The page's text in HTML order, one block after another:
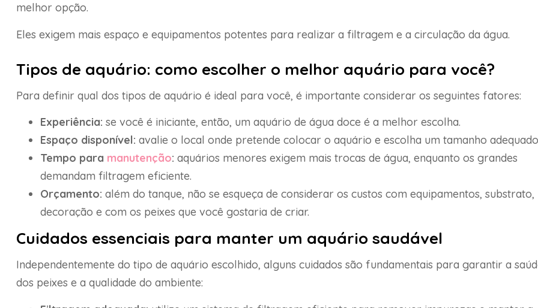
melhor opção.
Eles exigem mais espaço e equipamentos potentes para realizar a filtragem e a circulação da água.
Tipos de aquário: como escolher o melhor aquário para você?
Para definir qual dos tipos de aquário é ideal para você, é importante considerar os seguintes fatores:
Experiência: se você é iniciante, então, um aquário de água doce é a melhor escolha.
Espaço disponível: avalie o local onde pretende colocar o aquário e escolha um tamanho
Tempo para manutenção: aquários menores exigem mais trocas de água, enquanto os grandes
demandam filtragem eficiente.
Orçamento: além do tanque, não se esqueça de considerar os custos com equipamentos, substrato,
decoração e com os peixes que você gostaria de criar.
Cuidados essenciais para manter um aquário saudável
Independentemente do tipo de aquário escolhido, alguns cuidados são fundamentais para garantir a
dos peixes e a qualidade do ambiente: